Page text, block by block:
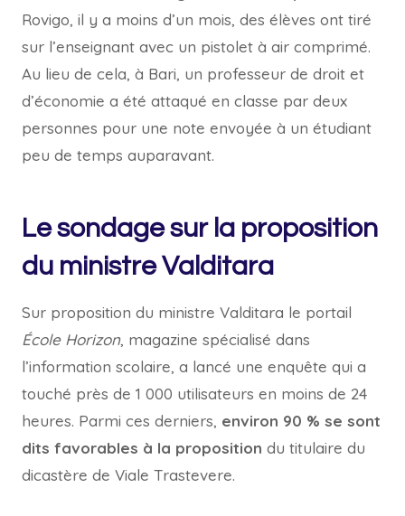
Rovigo, il y a moins d’un mois, des élèves ont tiré
sur l’enseignant avec un pistolet à air comprimé.
Au lieu de cela, à Bari, un professeur de droit et
d’économie a été attaqué en classe par deux
personnes pour une note envoyée à un étudiant
peu de temps auparavant.
Le sondage sur la proposition
du ministre Valditara
Sur proposition du ministre Valditara le portail
École Horizon, magazine spécialisé dans
l’information scolaire, a lancé une enquête qui a
touché près de 1 000 utilisateurs en moins de 24
heures. Parmi ces derniers, environ 90 % se sont
dits favorables à la proposition du titulaire du
dicastère de Viale Trastevere.